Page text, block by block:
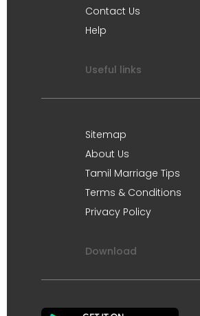
Contact Us
Help
Useful links
Sitemap
About Us
Tamil Marriage Tips
Terms & Conditions
Privacy Policy
Download